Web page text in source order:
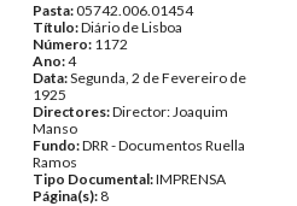
Pasta:05742.006.01454
Título:Diário de Lisboa
Número: 1172
Ano:4
Data:Segunda, 2 de Fevereiro de
1925
Directores:Director: Joaquim
Manso
Fundo:DRR - Documentos Ruella
Ramos
Tipo Documental:IMPRENSA
Página(s): 8